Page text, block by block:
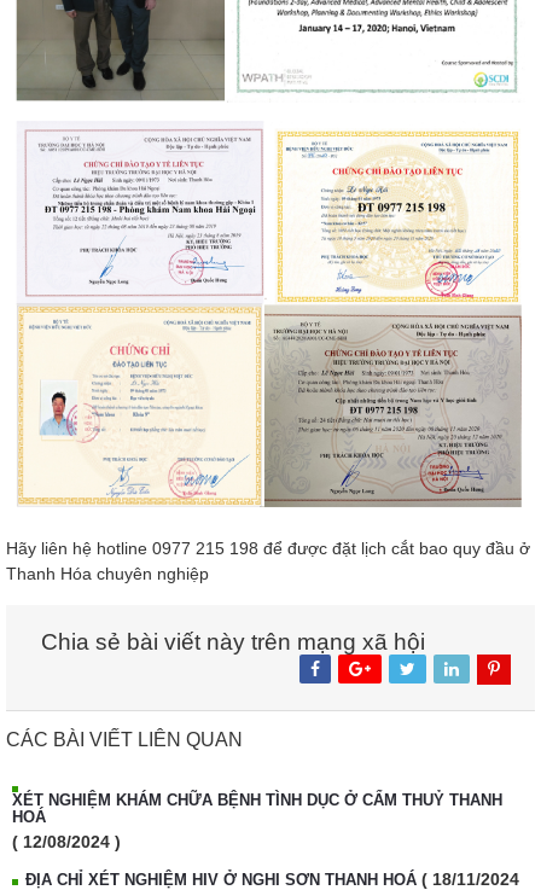
Hãy liên hệ hotline 0977 215 198 để được đặt lịch cắt bao quy đầu ở
Thanh Hóa chuyên nghiệp
Chia sẻ bài viết này trên mạng xã hội
CÁC BÀI VIẾT LIÊN QUAN
XÉT NGHIỆM KHÁM CHỮA BỆNH TÌNH DỤC Ở CẨM THUỶ THANH
HOÁ
( 12/08/2024 )
ĐỊA CHỈ XÉT NGHIỆM HIV Ở NGHI SƠN THANH HOÁ ( 18/11/2024